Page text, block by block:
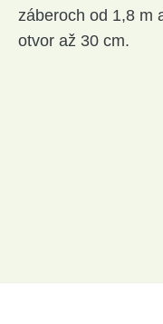
záberoch od 1,8 m
otvor až 30 cm.